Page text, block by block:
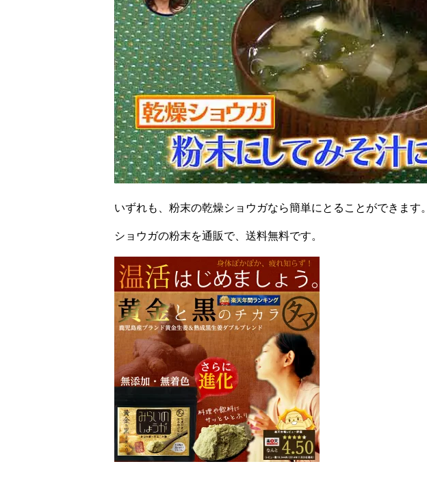
いずれも、粉末の乾燥ショウガなら簡単にとることができます。
ショウガの粉末を通販で、送料無料です。